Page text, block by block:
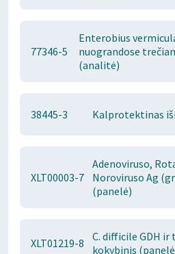
77346-5
Enterobius
nuograndose
(analitė)
38445-3 Kalprotektinas
XLT00003-7
Adenoviruso,
Noroviruso Ag
(panelė)
XLT01219-8
C. difficile GDH ir
kokybinis